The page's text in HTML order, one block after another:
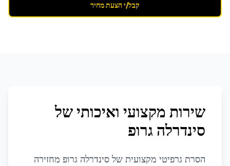
קבל/י הצעת מחיר
שירות מקצועי ואיכותי של
סינדרלה גרופ
הסרת גרפיטי מקצועית של סינדרלה גרופ מחזירה